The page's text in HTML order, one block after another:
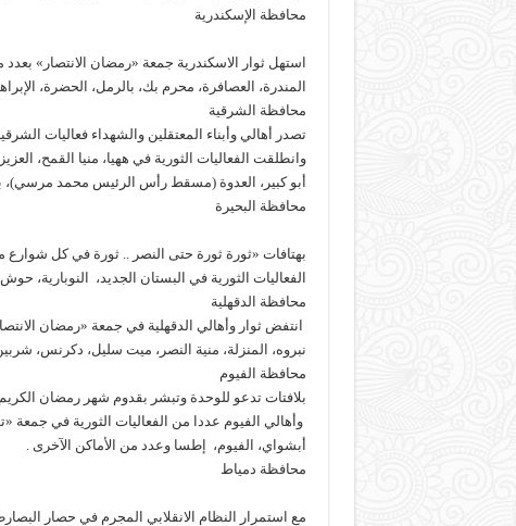
محافظة الإسكندرية
استهل ثوار الاسكندرية جمعة «رمضان الانتصار»
المندرة، العصافرة، محرم بك، بالرمل، الحضرة،
محافظة الشرقية
تصدر أهالي وأبناء المعتقلين والشهداء فعاليات
وانطلقت الفعاليات الثورية في ههيا، منيا القمح،
أبو كبير، العدوة (مسقط رأس الرئيس محمد
محافظة البحيرة
بهتافات «ثورة ثورة حتى النصر .. ثورة في كل
الفعاليات الثورية في البستان الجديد، النوبارية،
محافظة الدقهلية
انتفض ثوار وأهالي الدقهلية في جمعة «رمضان
نبروه، المنزلة، منية النصر، ميت سليل، دكرنس،
محافظة الفيوم
بلافتات تدعو للوحدة وتبشر بقدوم شهر رمضان
وأهالي الفيوم عددا من الفعاليات الثورية في
أبشواي، الفيوم، إطسا وعدد من الأماكن الآخرى .
محافظة دمياط
مع استمرار النظام الانقلابي المجرم في حصار